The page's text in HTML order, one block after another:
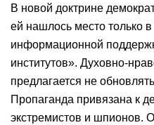
В новой доктрине
ей нашлось место только
информационной
институтов». Духовно-
предлагается не
Пропаганда привязана к
экстремистов и шпионов.